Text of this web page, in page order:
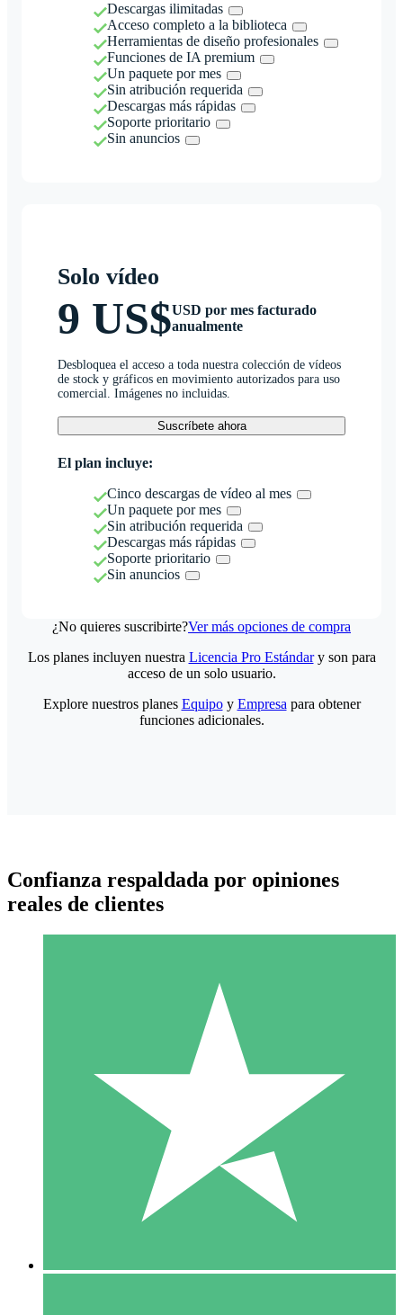
Descargas ilimitadas
Acceso completo a la biblioteca
Herramientas de diseño profesionales
Funciones de IA premium
Un paquete por mes
Sin atribución requerida
Descargas más rápidas
Soporte prioritario
Sin anuncios
Solo vídeo
9 US$USD por mes facturado
anualmente
Desbloquea el acceso a toda nuestra colección de vídeos
de stock y gráficos en movimiento autorizados para uso
comercial. Imágenes no incluidas.
Suscríbete ahora
El plan incluye:
Cinco descargas de vídeo al mes
Un paquete por mes
Sin atribución requerida
Descargas más rápidas
Soporte prioritario
Sin anuncios
¿No quieres suscribirte?Ver más opciones de compra
Paquetes de Créditos Individuales
Paga según el uso con créditos de descarga. Sin compromiso
10 00
Los planes incluyen nuestra Licencia Pro Estándary son para
acceso de un solo usuario.
Explore nuestros planes Equipoy Empresa para obtener
funciones adicionales.
Confianza respaldada por opiniones
reales de clientes